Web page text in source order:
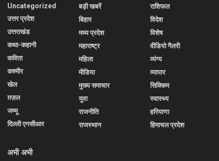
Uncategorized
उत्तर प्रदेश
उत्तराखंड
कथा-कहानी
कविता
कश्मीर
खेल
ग़ज़ल
जम्मू
दिल्ली एनसीआर
बड़ी खबरें
बिहार
मध्य प्रदेश
महाराष्ट्र
महिला
मीडिया
मुख्य समाचार
युवा
राजनीति
राजस्थान
राशिफल
विदेश
विशेष
वीडियो गैलरी
व्यंग्य
व्यापार
सिक्किम
स्वास्थ्य
हरियाणा
हिमाचल प्रदेश
अभी अभी